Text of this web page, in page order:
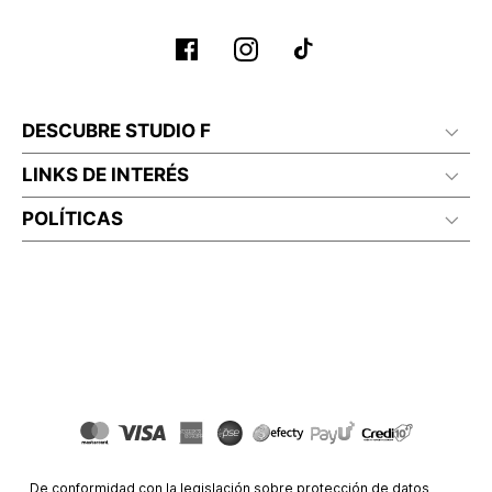
DESCUBRE STUDIO F
LINKS DE INTERÉS
POLÍTICAS
De conformidad con la legislación sobre protección de datos